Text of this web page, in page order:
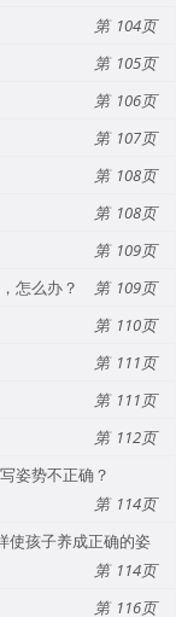
104
105
106
107
108
108
109
怎么办？
109
110
111
111
112
姿势不正确？
114
使孩子养成正确的姿
114
116